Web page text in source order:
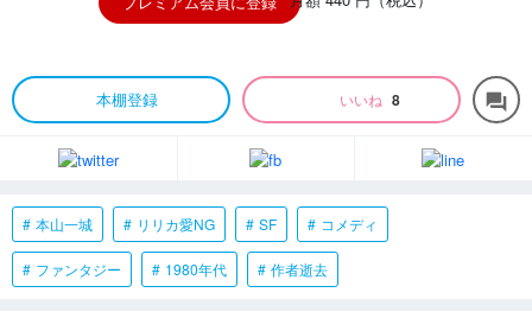
本棚登録 いいね 8 forum
本山一城 リリカ愛NG SF コメディ
ファンタジー 1980年代 作者逝去